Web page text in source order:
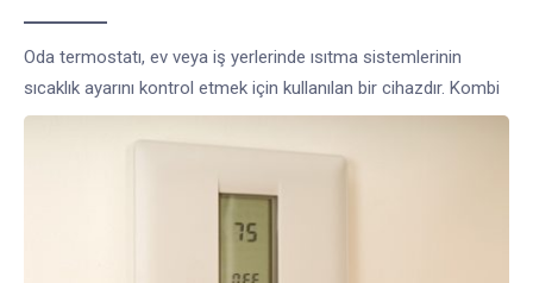
Oda termostatı, ev veya iş yerlerinde ısıtma sistemlerinin
sıcaklık ayarını kontrol etmek için kullanılan bir cihazdır. Kombi